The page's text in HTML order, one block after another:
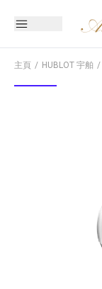
主頁 HUBLOT 宇舶